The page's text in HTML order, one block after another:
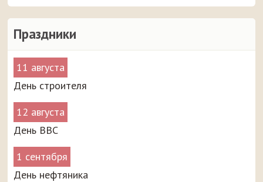
Праздники
11 августа
День строителя
12 августа
День ВВС
1 сентября
День нефтяника